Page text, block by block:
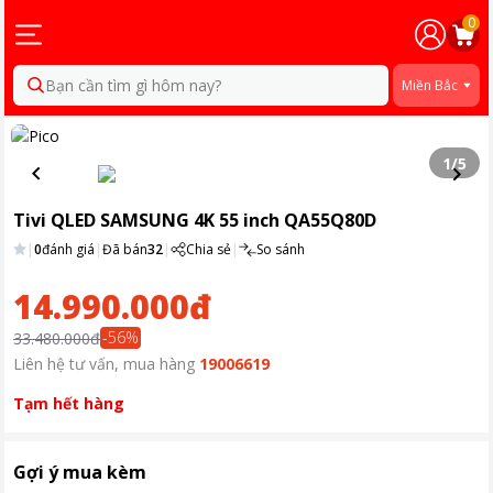
0
Bạn cần tìm gì hôm nay? Miền Bắc
1/5
Tivi QLED SAMSUNG 4K 55 inch QA55Q80D
|0đánh giá |Đã bán32| Chia sẻ| So sánh
14.990.000đ
33.480.000đ-56%
Liên hệ tư vấn, mua hàng 19006619
Tạm hết hàng
Gợi ý mua kèm